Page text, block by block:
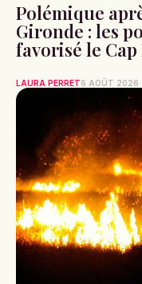
Polémique
Gironde : les
favorisé le
LAURA PERRET6 AOÛT 2026